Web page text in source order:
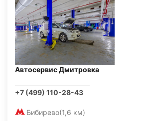
Автосервис Дмитровка
+7 (499) 110-28-43
Бибирево(1,6 км)